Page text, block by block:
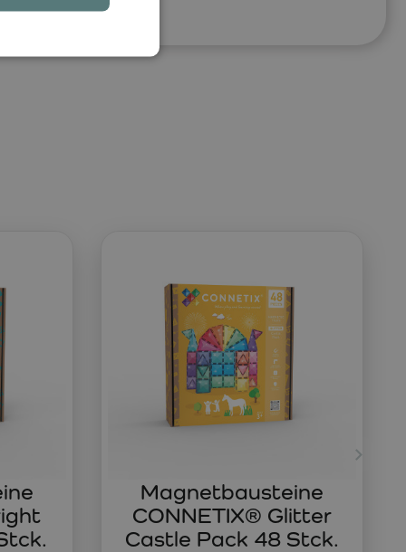
Magnetbausteine
CONNETIX® Glitter
Castle Pack 48 Stck.